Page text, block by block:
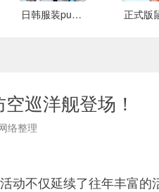
日韩服装pubg 好玩的
巡洋舰登场！
络整理
动不仅延续了往年丰富的